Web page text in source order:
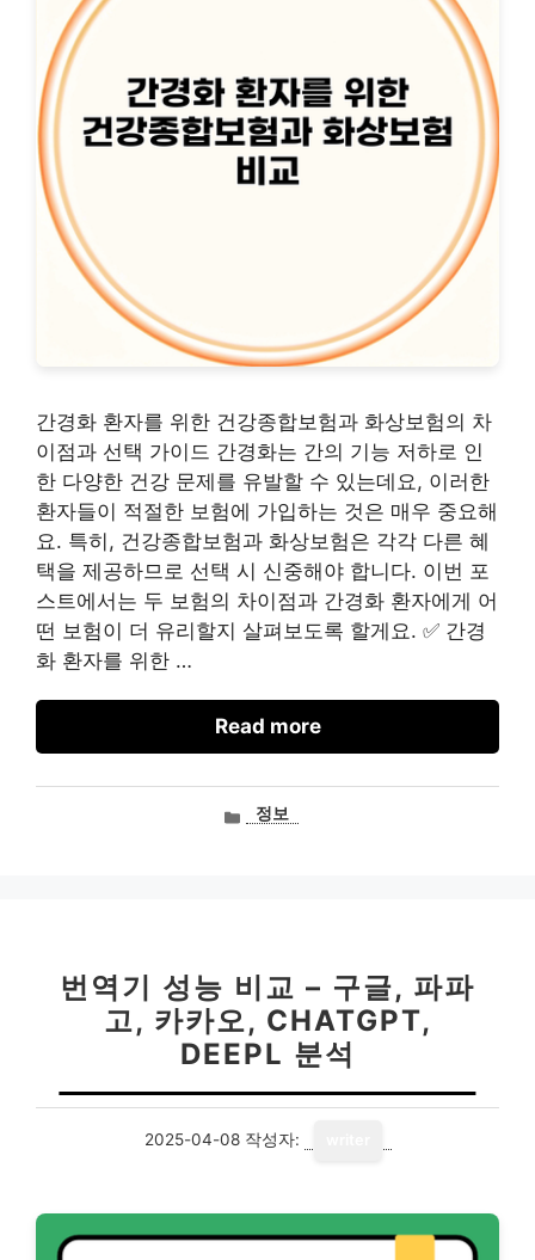
간경화 환자를 위한 건강종합보험과 화상보험의 차
이점과 선택 가이드 간경화는 간의 기능 저하로 인
한 다양한 건강 문제를 유발할 수 있는데요, 이러한
환자들이 적절한 보험에 가입하는 것은 매우 중요해
요. 특히, 건강종합보험과 화상보험은 각각 다른 혜
택을 제공하므로 선택 시 신중해야 합니다. 이번 포
스트에서는 두 보험의 차이점과 간경화 환자에게 어
떤 보험이 더 유리할지 살펴보도록 할게요. ✅ 간경
화 환자를 위한 …
Read more
카정보
번역기 성능 비교 – 구글, 파파
고, 카카오, CHATGPT,
DEEPL 분석
2025-04-08 작성자: